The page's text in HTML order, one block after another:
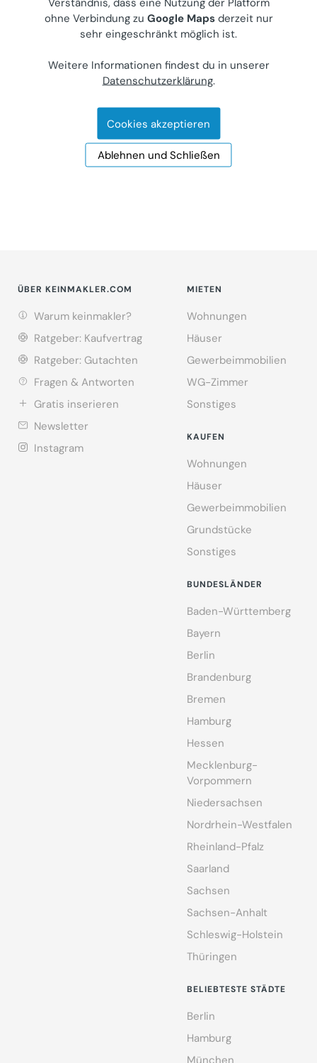
ZWECK DIESER WEBSITE
keinmakler.com ist ein unabhängiger
–interessenten.
Hier kannst dumehr über keinmakler.com
ÜBER KEINMAKLER.COM
Warum keinmakler?
Ratgeber: Kaufvertrag
Ratgeber: Gutachten
Fragen & Antworten
Gratis inserieren
Newsletter
Instagram
MIETEN
Wohnungen
Häuser
Gewerbeimmobilien
WG-Zimmer
Sonstiges
KAUFEN
Wohnungen
Häuser
Gewerbeimmobilien
Grundstücke
Sonstiges
BUNDESLÄNDER
Baden-Württemberg
Bayern
Berlin
Brandenburg
Bremen
Hamburg
Hessen
Mecklenburg-
Vorpommern
Niedersachsen
Nordrhein-Westfalen
Rheinland-Pfalz
Saarland
Sachsen
Sachsen-Anhalt
Schleswig-Holstein
Thüringen
BELIEBTESTE STÄDTE
Berlin
Hamburg
München
ohne Verbindung zu Google Mapsderzeit nur
sehr eingeschränkt möglich ist.
Weitere Informationen findest du in unserer
Datenschutzerklärung.
Cookies akzeptieren
Ablehnen und Schließen